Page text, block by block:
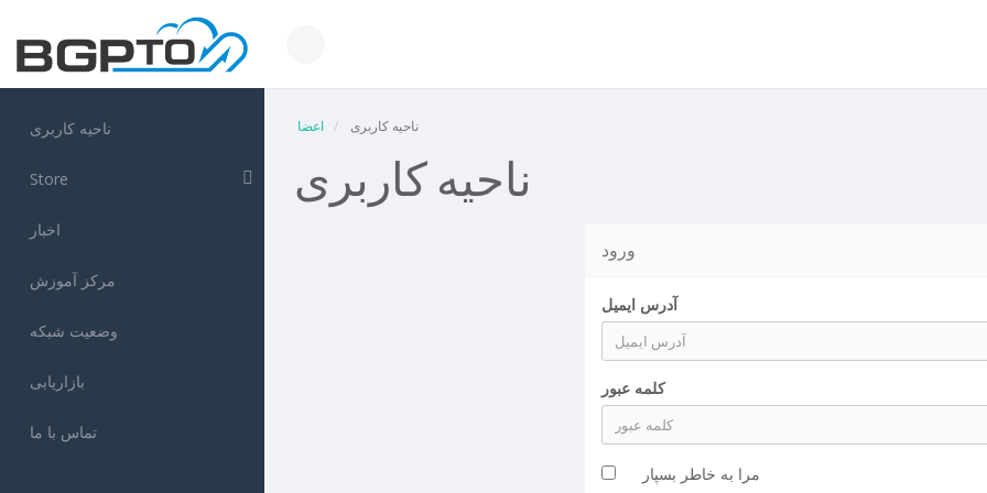
ناحیه کاربری
Store
اخبار
مرکز آموزش
وضعیت شبکه
بازاریابی
تماس با ما
اعضا ناحیه کاربری
ناحیه کاربری
ورود
آدرس ایمیل
کلمه عبور
مرا به خاطر بسپار